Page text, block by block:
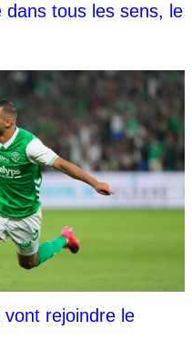
dans tous les sens, le
rejoindre le